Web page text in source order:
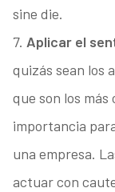
sine die.
7. Aplicar el
quizás sean los
que son los
importancia
una empresa.
actuar con